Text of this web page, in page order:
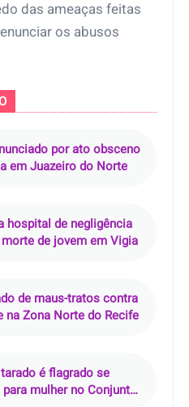
das ameaças feitas
os abusos
por ato obsceno
em Juazeiro do Norte
hospital de negligência
de jovem em Vigia
de maus-tratos contra
na Zona Norte do Recife
é flagrado se
mulher no Conjunto